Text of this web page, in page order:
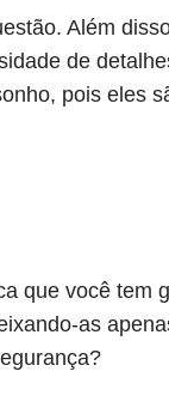
Além
de
pois eles
que você tem
as